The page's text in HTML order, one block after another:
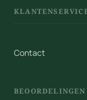
Contact
BEOORDELINGEN